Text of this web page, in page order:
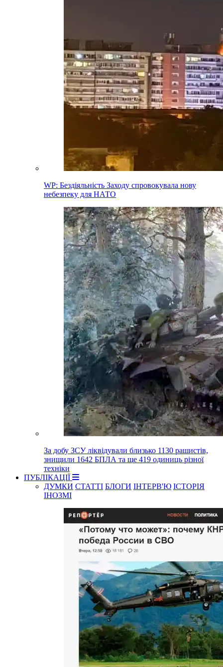
WP: Бездіяльність Заходу спровокувала нову
небезпеку для НАТО
За добу ЗСУ ліквідували близько 1130 рашистів,
знищили 1642 БПЛА та ще 419 одиниць різної
техніки
ПУБЛІКАЦІЇ
ДУМКИ СТАТТІ БЛОГИ ІНТЕРВ'Ю ІСТОРІЯ
ІНОЗМІ